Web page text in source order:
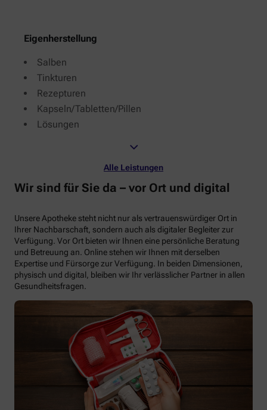
Eigenherstellung
Salben
Tinkturen
Rezepturen
Kapseln/Tabletten/Pillen
Lösungen
Alle Leistungen
Wir sind für Sie da – vor Ort und digital
Unsere Apotheke steht nicht nur als vertrauenswürdiger Ort in
Ihrer Nachbarschaft, sondern auch als digitaler Begleiter zur
Verfügung. Vor Ort bieten wir Ihnen eine persönliche Beratung
und Betreuung an. Online stehen wir Ihnen mit derselben
Expertise und Fürsorge zur Verfügung. In beiden Dimensionen,
physisch und digital, bleiben wir Ihr verlässlicher Partner in allen
Gesundheitsfragen.